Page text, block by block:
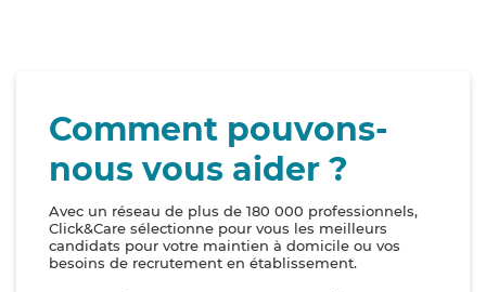
Comment pouvons-
nous vous aider ?
Avec un réseau de plus de 180 000 professionnels,
Click&Care sélectionne pour vous les meilleurs
candidats pour votre maintien à domicile ou vos
besoins de recrutement en établissement.